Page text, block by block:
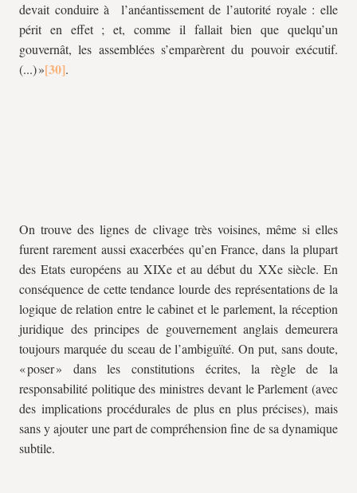
devait conduire à l’anéantissement de l’autorité royale : elle
périt en effet ; et, comme il fallait bien que quelqu’un
gouvernât, les assemblées s’emparèrent du pouvoir exécutif.
(...) »
.
On trouve des lignes de clivage très voisines, même si elles
furent rarement aussi exacerbées qu’en France, dans la plupart
des Etats européens au XIXe et au début du XXe siècle. En
conséquence de cette tendance lourde des représentations de la
logique de relation entre le cabinet et le parlement, la réception
juridique des principes de gouvernement anglais demeurera
toujours marquée du sceau de l’ambiguïté. On put, sans doute,
« poser » dans les constitutions écrites, la règle de la
responsabilité politique des ministres devant le Parlement (avec
des implications procédurales de plus en plus précises), mais
sans y ajouter une part de compréhension fine de sa dynamique
subtile.